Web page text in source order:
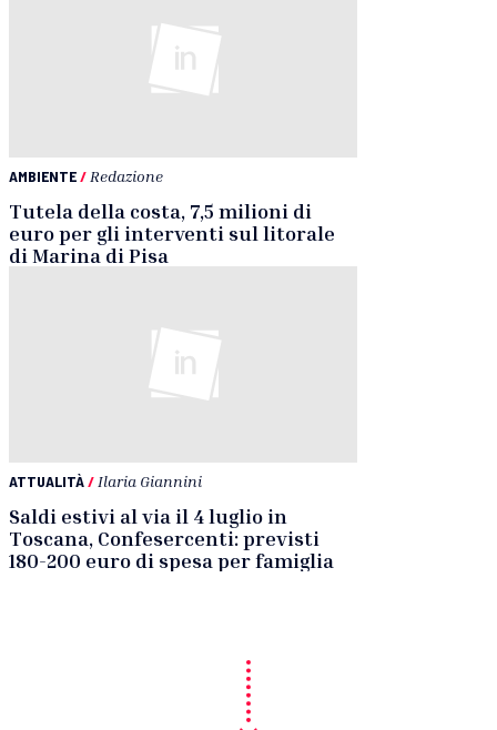
AMBIENTE/ Redazione
Tutela della costa, 7,5 milioni di
euro per gli interventi sul litorale
di Marina di Pisa
ATTUALITÀ/ Ilaria Giannini
Saldi estivi al via il 4 luglio in
Toscana, Confesercenti: previsti
180-200 euro di spesa per famiglia